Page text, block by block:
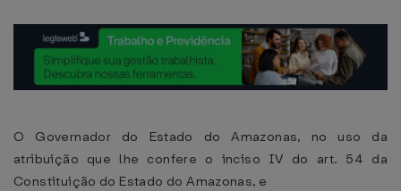
O Governador do Estado do Amazonas, no uso da
atribuição que lhe confere o inciso IV do art. 54 da
Constituição do Estado do Amazonas, e